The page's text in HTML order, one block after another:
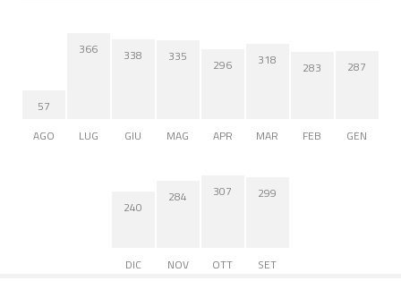
57
AGO
366
LUG
338
GIU
335
MAG
296
APR
318
MAR
283
FEB
287
GEN
240
DIC
284
NOV
307
OTT
299
SET